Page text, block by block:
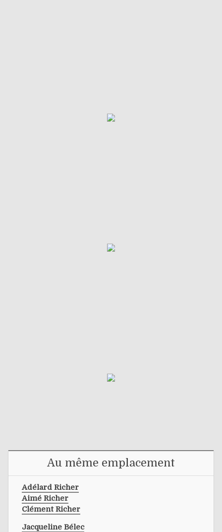
Au même emplacement
Adélard Richer
Aimé Richer
Clément Richer
Jacqueline Bélec